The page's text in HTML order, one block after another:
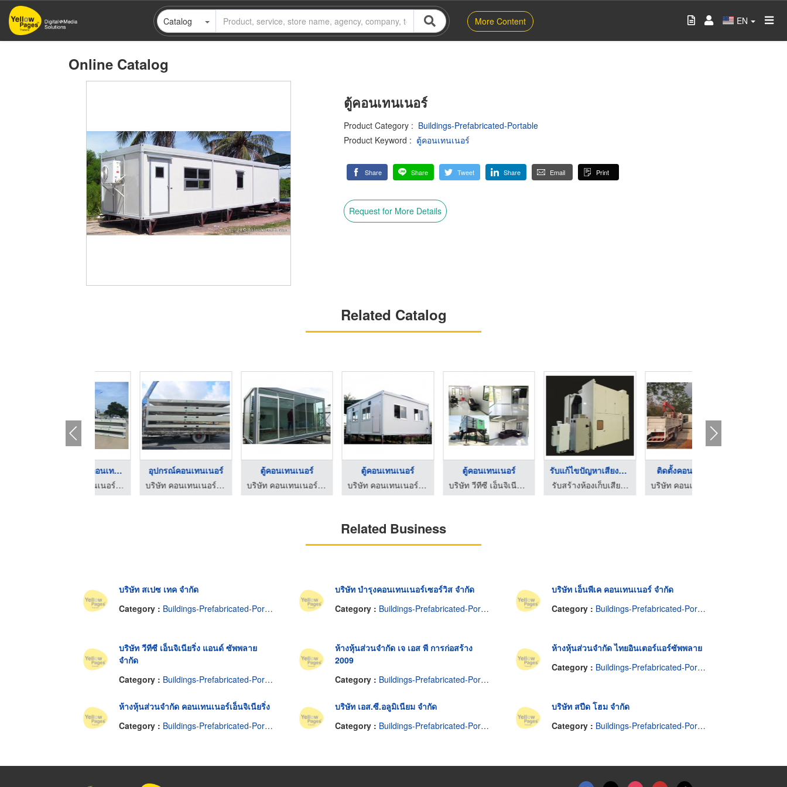
Skip
main
Catalog More Content EN
Online Catalog
ตู้คอนเทนเนอร์
Product Category : Buildings-Prefabricated-Portable
Product Keyword : ตู้คอนเทนเนอร์
Share Share Tweet Share Email Print
Request for More Details
Related Catalog
อุปกรณ์คอนเทนเนอร์
บริษัท คอนเทนเนอร์ (ประเทศไทย) จำกัด
ตู้คอนเทนเนอร์
บริษัท คอนเทนเนอร์ ซัพพลาย (2000) จำกัด
ตู้คอนเทนเนอร์
บริษัท คอนเทนเนอร์ ซัพพลาย (2000) จำกัด
ตู้คอนเทนเนอร์
บริษัท วีทีซี เอ็นจิเนียริ่ง แอนด์ ซัพพลาย จำกัด
รับแก้ไขปัญหาเสียงดั ...
รับสร้างห้องเก็บเสียงอุตสาหกรรม
ติดตั้งคอนเทนเนอร์
บริษัท คอนเทนเนอร์ (ประเทศไทย) จำกัด
Related Business
บริษัท สเปซ เทค จำกัด
Category : Buildings-Prefabricated-Portable
บริษัท บำรุงคอนเทนเนอร์เซอร์วิส จำกัด
Category : Buildings-Prefabricated-Portable
บริษัท เอ็นพีเค คอนเทนเนอร์ จำกัด
Category : Buildings-Prefabricated-Portable
บริษัท วีทีซี เอ็นจิเนียริ่ง แอนด์ ซัพพลาย
จำกัด
Category : Buildings-Prefabricated-Portable
ห้างหุ้นส่วนจำกัด เจ เอส พี การก่อสร้าง
2009
Category : Buildings-Prefabricated-Portable
ห้างหุ้นส่วนจำกัด ไทยอินเตอร์แอร์ซัพพลาย
Category : Buildings-Prefabricated-Portable
ห้างหุ้นส่วนจำกัด คอนเทนเนอร์เอ็นจิเนียริ่ง
Category : Buildings-Prefabricated-Portable
บริษัท เอส.ซี.อลูมิเนียม จำกัด
Category : Buildings-Prefabricated-Portable
บริษัท สปีด โฮม จำกัด
Category : Buildings-Prefabricated-Portable